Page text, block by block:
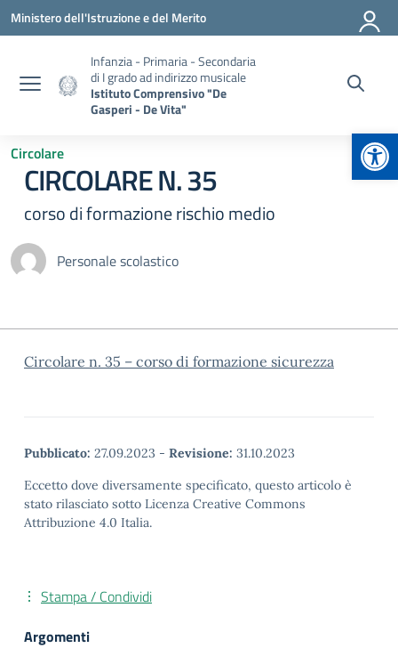
Vai ai contenuti
Vai al menu di navigazione
Vai al footer
Ministero dell'Istruzione e del Merito
Infanzia - Primaria - Secondaria
di I grado ad indirizzo musicale
Istituto Comprensivo "De
Gasperi - De Vita"
Circolare
CIRCOLARE N. 35
corso di formazione rischio medio
Personale scolastico
Circolare n. 35 – corso di formazione sicurezza
Pubblicato: 27.09.2023 - Revisione: 31.10.2023
Eccetto dove diversamente specificato, questo articolo è
stato rilasciato sotto Licenza Creative Commons
Attribuzione 4.0 Italia.
Stampa / Condividi
Argomenti